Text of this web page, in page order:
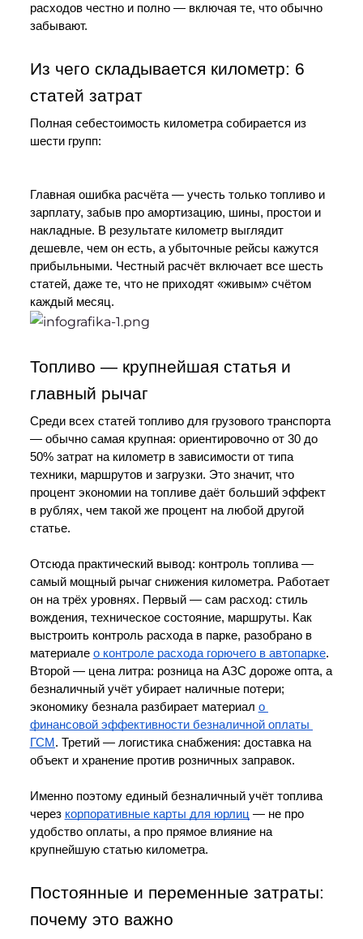
расходов честно и полно — включая те, что обычно
забывают.
Из чего складывается километр: 6
статей затрат
Полная себестоимость километра собирается из
шести групп:
Главная ошибка расчёта — учесть только топливо и
зарплату, забыв про амортизацию, шины, простои и
накладные. В результате километр выглядит
дешевле, чем он есть, а убыточные рейсы кажутся
прибыльными. Честный расчёт включает все шесть
статей, даже те, что не приходят «живым» счётом
каждый месяц.
Топливо — крупнейшая статья и
главный рычаг
Среди всех статей топливо для грузового транспорта
— обычно самая крупная: ориентировочно от 30 до
50% затрат на километр в зависимости от типа
техники, маршрутов и загрузки. Это значит, что
процент экономии на топливе даёт больший эффект
в рублях, чем такой же процент на любой другой
статье.
Отсюда практический вывод: контроль топлива —
самый мощный рычаг снижения километра. Работает
он на трёх уровнях. Первый — сам расход: стиль
вождения, техническое состояние, маршруты. Как
выстроить контроль расхода в парке, разобрано в
материале о контроле расхода горючего в автопарке.
Второй — цена литра: розница на АЗС дороже опта, а
безналичный учёт убирает наличные потери;
экономику безнала разбирает материал о
финансовой эффективности безналичной оплаты
ГСМ. Третий — логистика снабжения: доставка на
объект и хранение против розничных заправок.
Именно поэтому единый безналичный учёт топлива
через корпоративные карты для юрлиц — не про
удобство оплаты, а про прямое влияние на
крупнейшую статью километра.
Постоянные и переменные затраты:
почему это важно